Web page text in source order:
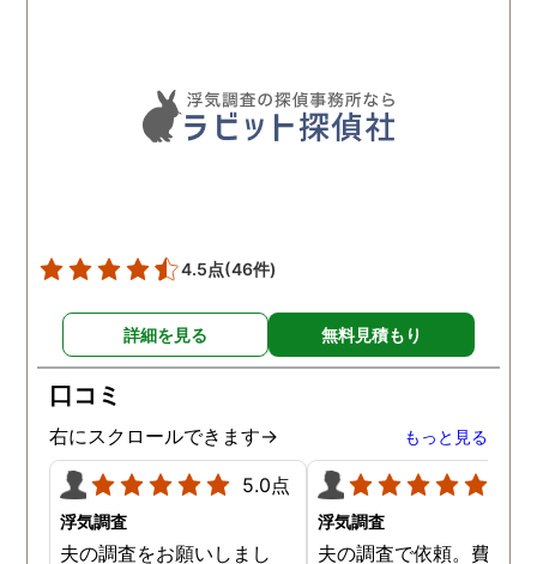
4.5点(46件)
詳細を見る 無料見積もり
口コミ
右にスクロールできます→ もっと見る
5.0点
浮気調査
夫の調査をお願いしまし
浮気調査
夫の調査で依頼。費用や